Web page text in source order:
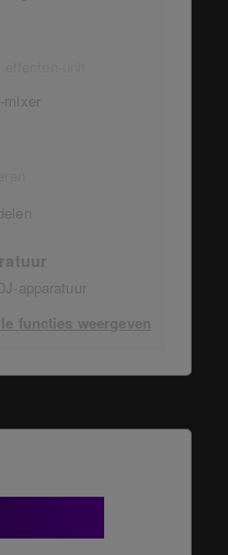
mixer
apparatuur
functies weergeven